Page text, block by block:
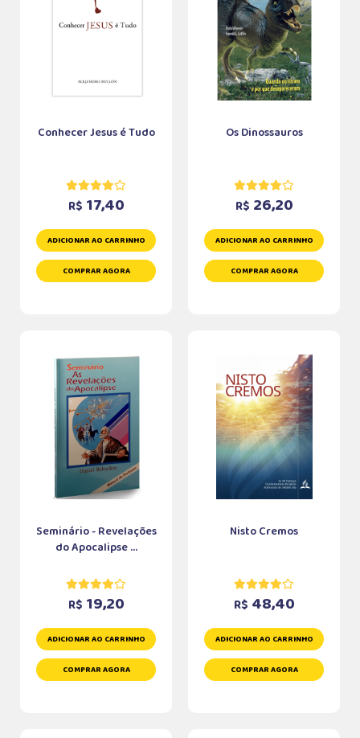
Conhecer Jesus é Tudo
R$ 17,40
ADICIONAR AO CARRINHO
COMPRAR AGORA
Os Dinossauros
R$ 26,20
ADICIONAR AO CARRINHO
COMPRAR AGORA
Seminário - Revelações
do Apocalipse ...
R$ 19,20
ADICIONAR AO CARRINHO
COMPRAR AGORA
Nisto Cremos
R$ 48,40
ADICIONAR AO CARRINHO
COMPRAR AGORA